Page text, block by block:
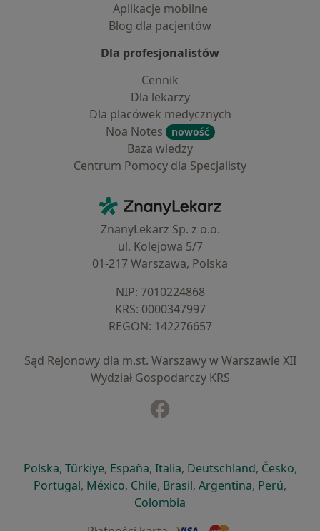
Aplikacje mobilne
Blog dla pacjentów
Dla profesjonalistów
Cennik
Dla lekarzy
Dla placówek medycznych
Noa Notes
nowość
Baza wiedzy
Centrum Pomocy dla Specjalisty
ZnanyLekarz - Strona główna
ZnanyLekarz Sp. z o.o.
ul. Kolejowa 5/7
01-217 Warszawa, Polska
NIP: ⁠7010224868
KRS: ⁠0000347997
REGON: ⁠142276657
Sąd Rejonowy dla m.st. Warszawy w Warszawie XII
Wydział Gospodarczy KRS
Polskaotwiera się w nowej karcie
, Türkiyeotwiera się w nowej karcie
, Españaotwiera się w nowej karcie
, Italiaotwiera się w nowej
, Deutschlandotwiera się
, Česko,
Portugalotwiera się w nowej karcie
, Méxicootwiera się w nowej karcie
, Chileotwiera się w nowej karcie
, Brasilotwiera się w nowej
, Argentinaotwiera się
, Perú,
Colombia